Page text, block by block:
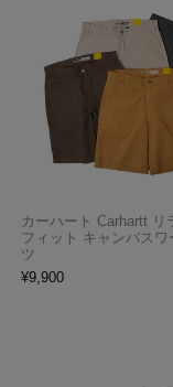
カーハート Carhartt リ
フィット キャンバスワ
ツ
¥9,900